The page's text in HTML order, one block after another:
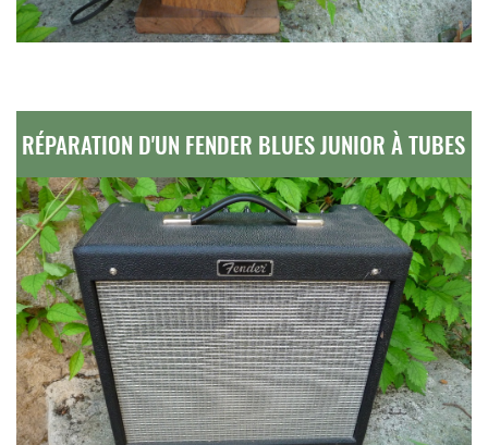
RÉPARATION D'UN FENDER BLUES JUNIOR À TUBES